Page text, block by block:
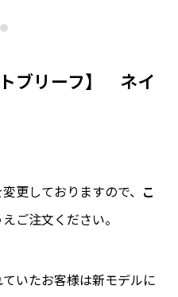
ブリーフ】 ネイ
更しておりますので、 こ
ご注文ください。
いたお客様は新モデルに